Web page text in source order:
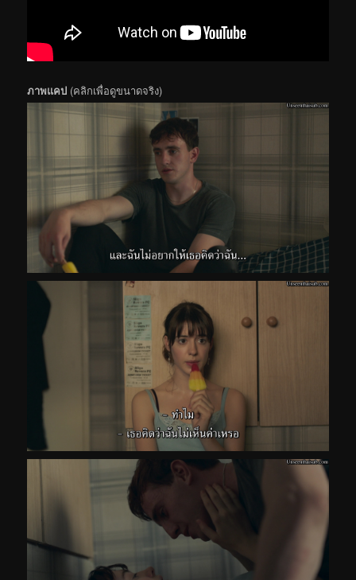
ภาพแคป (คลิกเพื่อดูขนาดจริง)